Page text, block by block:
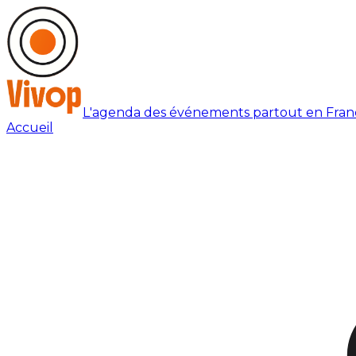
L'agenda des événements partout en
Accueil